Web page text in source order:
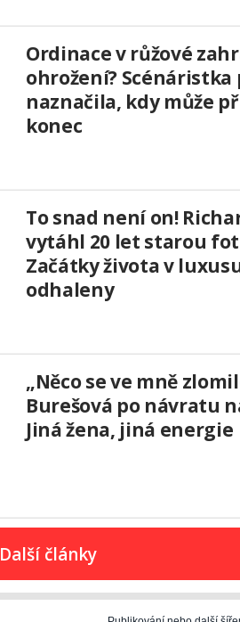
Ordinace v růžové
ohrožení? Scénáristka
naznačila, kdy může
konec
To snad není on!
vytáhl 20 let starou
Začátky života v
odhaleny
„Něco se ve mně
Burešová po návratu
Jiná žena, jiná energie
Další články